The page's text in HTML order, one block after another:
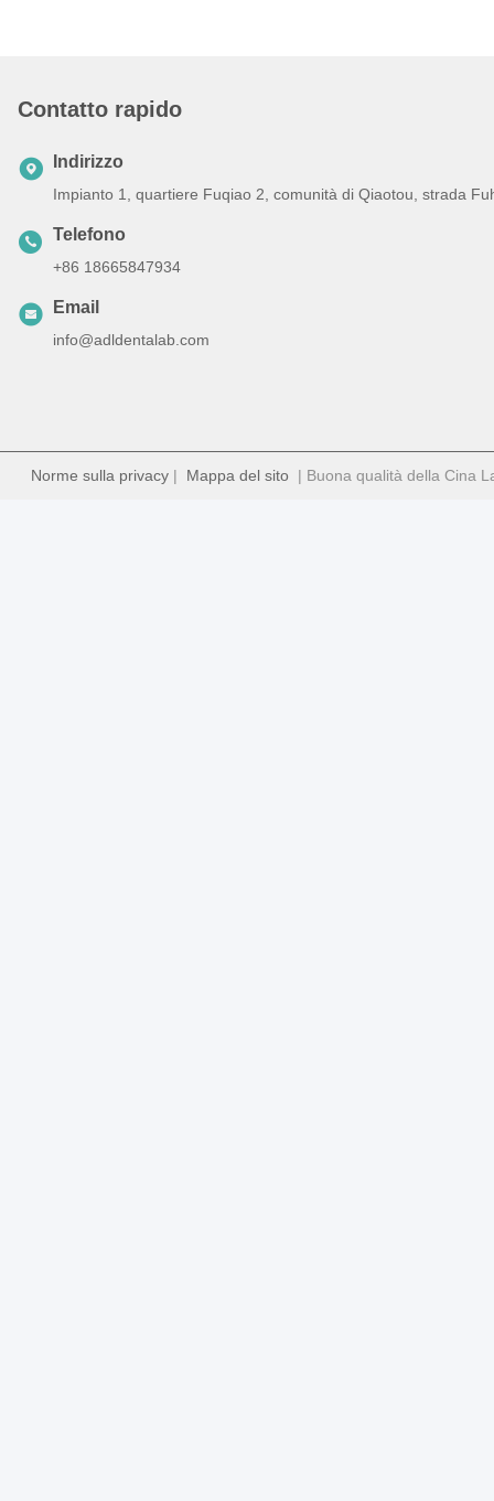
Contatto rapido
Indirizzo
Impianto 1, quartiere Fuqiao 2, comunità di Qiaotou, strada
Telefono
+86 18665847934
Email
info@adldentalab.com
Norme sulla privacy| Mappa del sito| Buona qualità della Cina